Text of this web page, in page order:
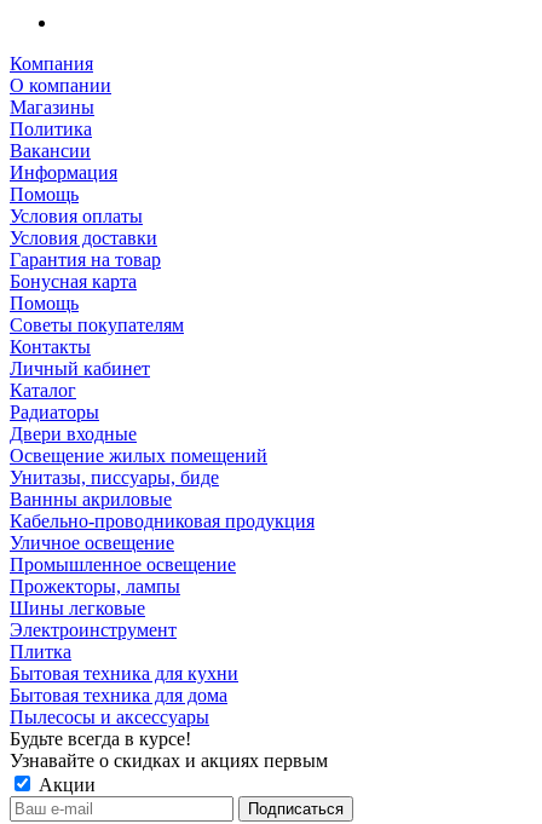
Компания
О компании
Магазины
Политика
Вакансии
Информация
Помощь
Условия оплаты
Условия доставки
Гарантия на товар
Бонусная карта
Помощь
Советы покупателям
Контакты
Личный кабинет
Каталог
Радиаторы
Двери входные
Освещение жилых помещений
Унитазы, писсуары, биде
Ваннны акриловые
Кабельно-проводниковая продукция
Уличное освещение
Промышленное освещение
Прожекторы, лампы
Шины легковые
Электроинструмент
Плитка
Бытовая техника для кухни
Бытовая техника для дома
Пылесосы и аксессуары
Будьте всегда в курсе!
Узнавайте о скидках и акциях первым
Акции